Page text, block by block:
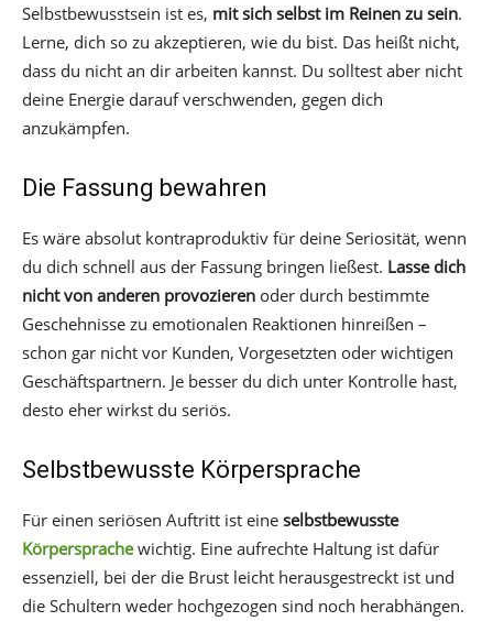
Selbstbewusstsein ist es, mit sich selbst im Reinen zu sein.
Lerne, dich so zu akzeptieren, wie du bist. Das heißt nicht,
dass du nicht an dir arbeiten kannst. Du solltest aber nicht
deine Energie darauf verschwenden, gegen dich
anzukämpfen.
Die Fassung bewahren
Es wäre absolut kontraproduktiv für deine Seriosität, wenn
du dich schnell aus der Fassung bringen ließest. Lasse dich
nicht von anderen provozieren oder durch bestimmte
Geschehnisse zu emotionalen Reaktionen hinreißen –
schon gar nicht vor Kunden, Vorgesetzten oder wichtigen
Geschäftspartnern. Je besser du dich unter Kontrolle hast,
desto eher wirkst du seriös.
Selbstbewusste Körpersprache
Für einen seriösen Auftritt ist eine selbstbewusste
Körpersprachewichtig. Eine aufrechte Haltung ist dafür
essenziell, bei der die Brust leicht herausgestreckt ist und
die Schultern weder hochgezogen sind noch herabhängen.